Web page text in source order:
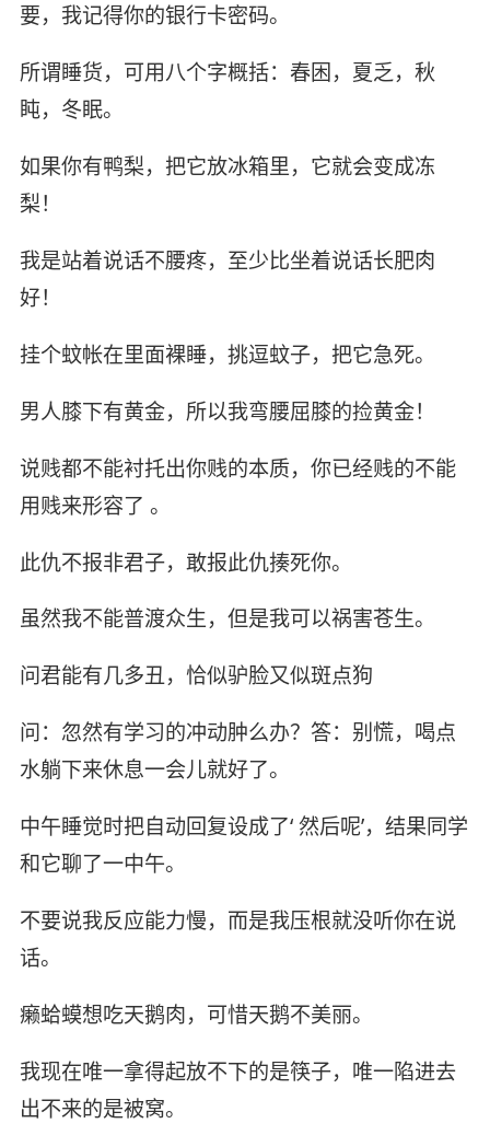
要，我记得你的银行卡密码。
所谓睡货，可用八个字概括：春困，夏乏，秋
盹，冬眠。
如果你有鸭梨，把它放冰箱里，它就会变成冻
梨！
我是站着说话不腰疼，至少比坐着说话长肥肉
好！
挂个蚊帐在里面裸睡，挑逗蚊子，把它急死。
男人膝下有黄金，所以我弯腰屈膝的捡黄金！
说贱都不能衬托出你贱的本质，你已经贱的不能
用贱来形容了 。
此仇不报非君子，敢报此仇揍死你。
虽然我不能普渡众生，但是我可以祸害苍生。
问君能有几多丑，恰似驴脸又似斑点狗
问：忽然有学习的冲动肿么办？答：别慌，喝点
水躺下来休息一会儿就好了。
中午睡觉时把自动回复设成了‘ 然后呢’，结果同学
和它聊了一中午。
不要说我反应能力慢，而是我压根就没听你在说
话。
癞蛤蟆想吃天鹅肉，可惜天鹅不美丽。
我现在唯一拿得起放不下的是筷子，唯一陷进去
出不来的是被窝。